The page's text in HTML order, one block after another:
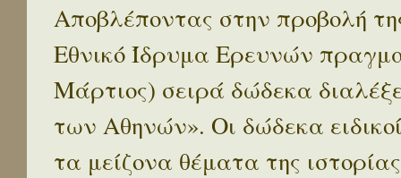
Αποβλέποντας στην προβολή
Εθνικό Ίδρυμα Ερευνών
Μάρτιος) σειρά δώδεκα
των Αθηνών». Οι δώδεκα
τα μείζονα θέματα της